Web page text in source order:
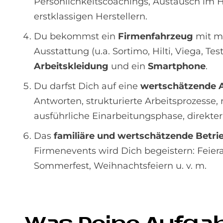
erstklassigen Herstellern.
Du bekommst ein Firmenfahrzeug mit
Ausstattung (u.a. Sortimo, Hilti, Viega,
Arbeitskleidung und ein Smartphone.
Du darfst Dich auf eine wertschätzende
Antworten, strukturierte Arbeitsprozesse,
ausführliche Einarbeitungsphase,
Das familiäre und wertschätzende
Firmenevents wird Dich begeistern:
Sommerfest, Weihnachtsfeiern u. v. m.